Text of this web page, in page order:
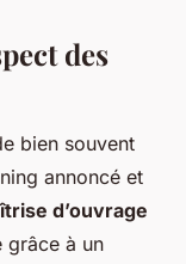
des
bien souvent
annoncé et
d’ouvrage
grâce à un